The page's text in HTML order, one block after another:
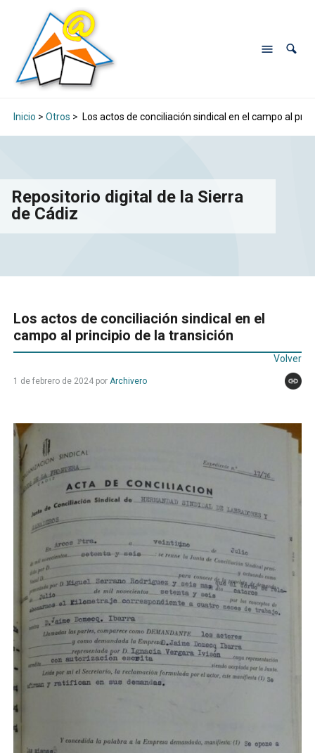
Inicio > Otros > Los actos de conciliación sindical en el campo al
Repositorio digital de la Sierra
de Cádiz
Los actos de conciliación sindical en el
campo al principio de la transición
Volver
1 de febrero de 2024por Archivero